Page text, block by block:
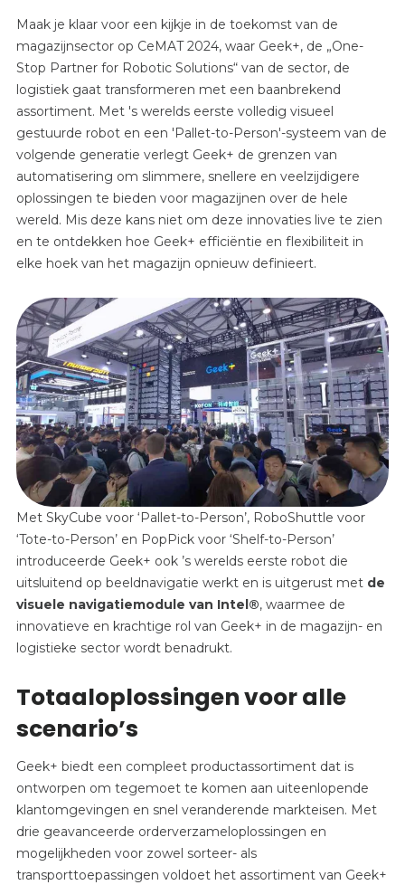
Maak je klaar voor een kijkje in de toekomst van de
magazijnsector op CeMAT 2024, waar Geek+, de „One-
Stop Partner for Robotic Solutions“ van de sector, de
logistiek gaat transformeren met een baanbrekend
assortiment. Met 's werelds eerste volledig visueel
gestuurde robot en een 'Pallet-to-Person'-systeem van de
volgende generatie verlegt Geek+ de grenzen van
automatisering om slimmere, snellere en veelzijdigere
oplossingen te bieden voor magazijnen over de hele
wereld. Mis deze kans niet om deze innovaties live te zien
en te ontdekken hoe Geek+ efficiëntie en flexibiliteit in
elke hoek van het magazijn opnieuw definieert.
Met SkyCube voor ‘Pallet-to-Person’, RoboShuttle voor
‘Tote-to-Person’ en PopPick voor ‘Shelf-to-Person’
introduceerde Geek+ ook ’s werelds eerste robot die
uitsluitend op beeldnavigatie werkt en is uitgerust met de
visuele navigatiemodule van Intel®, waarmee de
innovatieve en krachtige rol van Geek+ in de magazijn- en
logistieke sector wordt benadrukt.
Totaaloplossingen voor alle
scenario’s
Geek+ biedt een compleet productassortiment dat is
ontworpen om tegemoet te komen aan uiteenlopende
klantomgevingen en snel veranderende markteisen. Met
drie geavanceerde orderverzameloplossingen en
mogelijkheden voor zowel sorteer- als
transporttoepassingen voldoet het assortiment van Geek+